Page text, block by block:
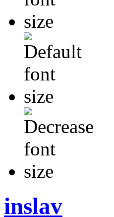
inslav